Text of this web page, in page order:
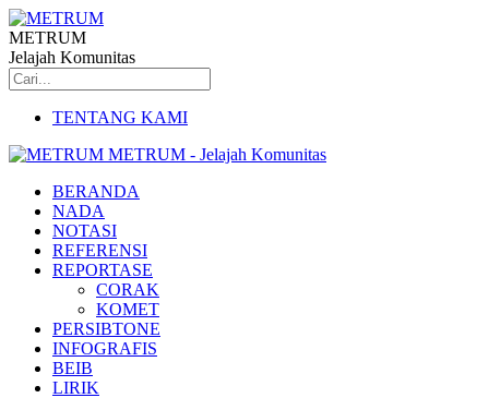
METRUM
Jelajah Komunitas
TENTANG KAMI
METRUM - Jelajah Komunitas
BERANDA
NADA
NOTASI
REFERENSI
REPORTASE
CORAK
KOMET
PERSIBTONE
INFOGRAFIS
BEIB
LIRIK